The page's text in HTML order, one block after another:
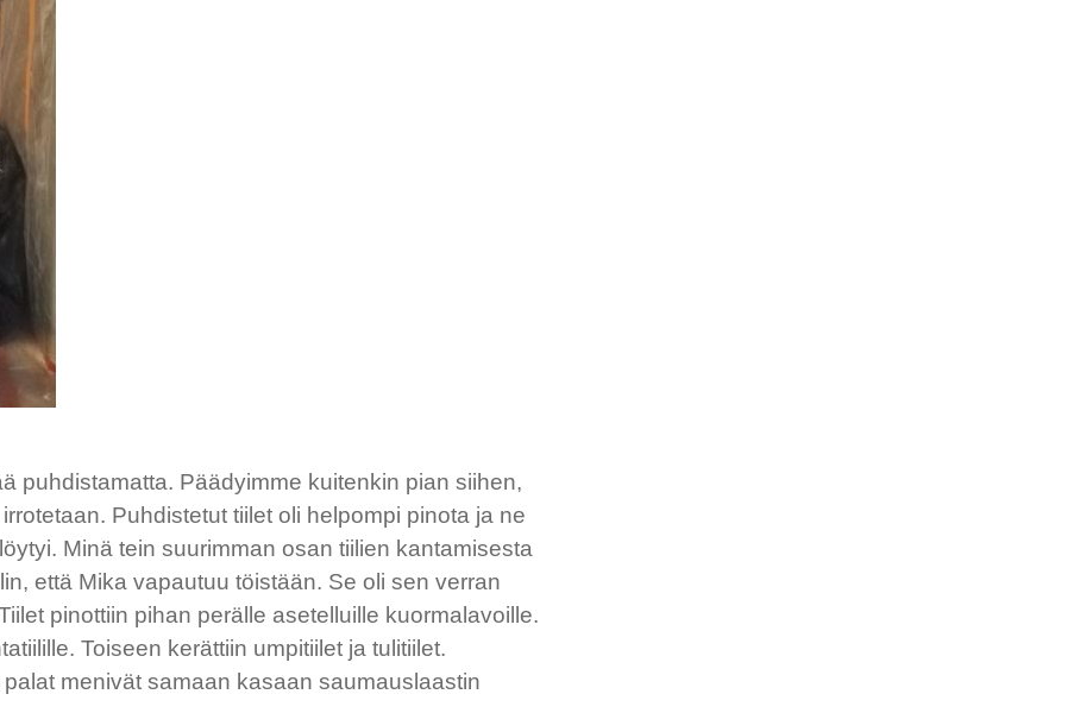
puhdistamatta. Päädyimme kuitenkin pian siihen,
Puhdistetut tiilet oli helpompi pinota ja ne
Minä tein suurimman osan tiilien kantamisesta
että Mika vapautuu töistään. Se oli sen verran
pinottiin pihan perälle asetelluille kuormalavoille.
Toiseen kerättiin umpitiilet ja tulitiilet.
menivät samaan kasaan saumauslaastin